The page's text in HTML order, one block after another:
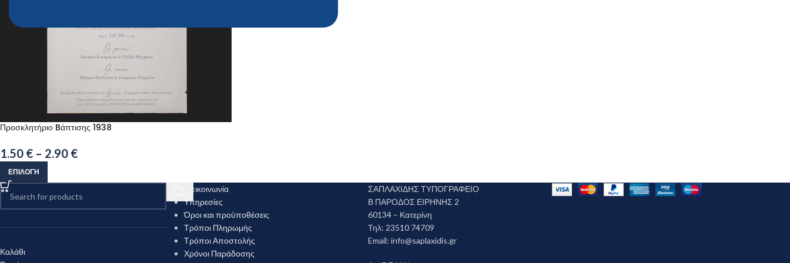
Προσκλητήριο Bάπτισης 1938
1.50 € – 2.90 €
ΕΠΙΛΟΓΉ
Καλάθι
Επικοινωνία
Υπηρεσίες
Όροι και προϋποθέσεις
Τρόποι Πληρωμής
Τρόποι Αποστολής
Χρόνοι Παράδοσης
ΣΑΠΛΑΧΙΔΗΣ ΤΥΠΟΓΡΑΦΕΙΟ
Β ΠΑΡΟΔΟΣ ΕΙΡΗΝΗΣ 2
60134 – Κατερίνη
Τηλ: 23510 74709
Email: info@saplaxidis.gr